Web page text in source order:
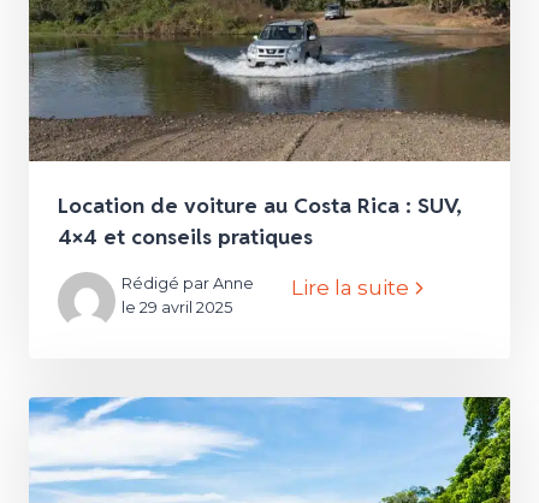
Location de voiture au Costa Rica : SUV,
4×4 et conseils pratiques
Rédigé par Anne
le 29 avril 2025
Lire la suite